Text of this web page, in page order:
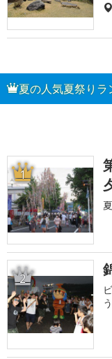
夏の人気夏祭りラ
1
2